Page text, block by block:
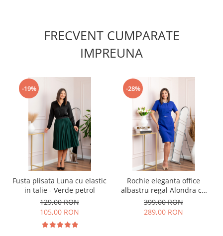
FRECVENT CUMPARATE
IMPREUNA
-19%
Fusta plisata Luna cu elastic
in talie - Verde petrol
129,00 RON
105,00 RON
-28%
Rochie eleganta office
albastru regal Alondra cu
croi cambrat
399,00 RON
289,00 RON